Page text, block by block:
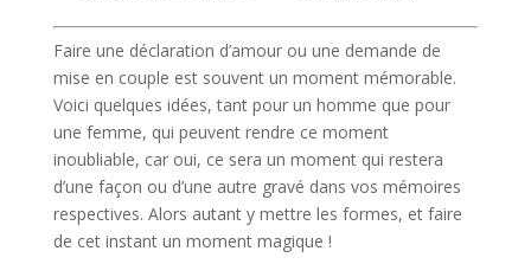
Faire une déclaration d’amour ou une demande de
mise en couple est souvent un moment mémorable.
Voici quelques idées, tant pour un homme que pour
une femme, qui peuvent rendre ce moment
inoubliable, car oui, ce sera un moment qui restera
d’une façon ou d’une autre gravé dans vos mémoires
respectives. Alors autant y mettre les formes, et faire
de cet instant un moment magique !